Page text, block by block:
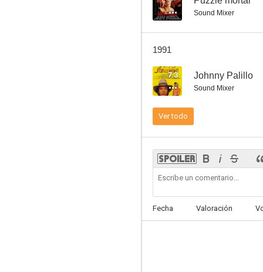
1.6
--
Sound Mixer
1991
7.3 Johnny Palillo
Sound Mixer
Ver todo
Fecha Valoración